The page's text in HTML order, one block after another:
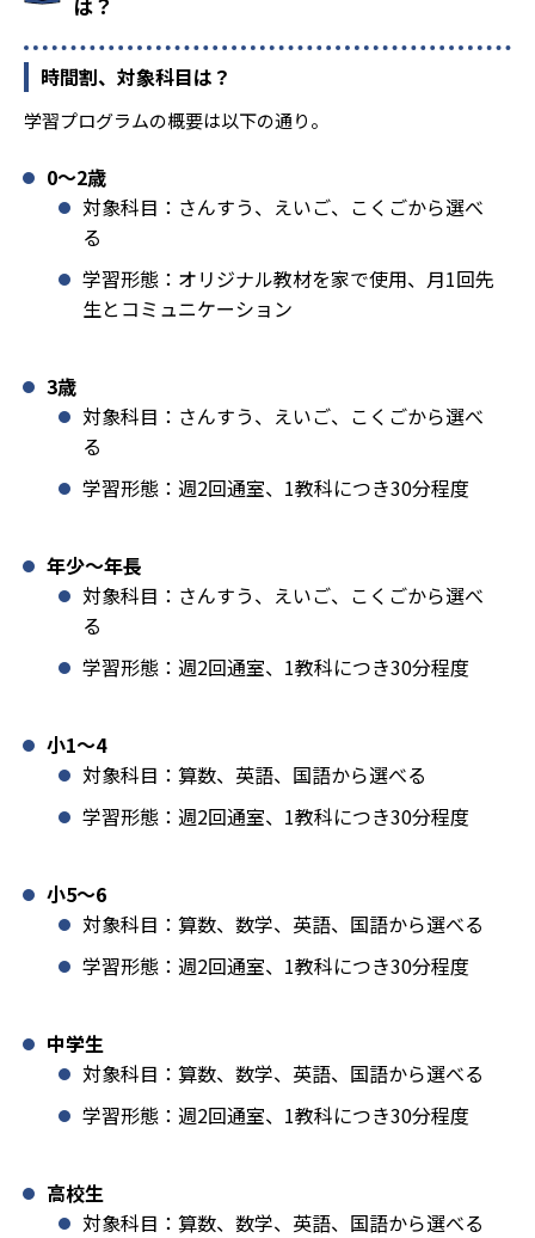
時間割、対象科目は？
学習プログラムの概要は以下の通り。
0〜2歳
対象科目：さんすう、えいご、こくごから選べ
る
学習形態：オリジナル教材を家で使用、月1回先
生とコミュニケーション
3歳
対象科目：さんすう、えいご、こくごから選べ
る
学習形態：週2回通室、1教科につき30分程度
年少〜年長
対象科目：さんすう、えいご、こくごから選べ
る
学習形態：週2回通室、1教科につき30分程度
小1️〜4
対象科目：算数、英語、国語から選べる
学習形態：週2回通室、1教科につき30分程度
小5〜6
対象科目：算数、数学、英語、国語から選べる
学習形態：週2回通室、1教科につき30分程度
中学生
対象科目：算数、数学、英語、国語から選べる
学習形態：週2回通室、1教科につき30分程度
高校生
対象科目：算数、数学、英語、国語から選べる